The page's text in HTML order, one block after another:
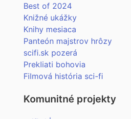
Best of 2024
Knižné ukážky
Knihy mesiaca
Panteón majstrov hrôzy
scifi.sk pozerá
Prekliati bohovia
Filmová história sci-fi
Komunitné projekty